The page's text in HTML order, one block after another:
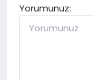
Yorumunuz: